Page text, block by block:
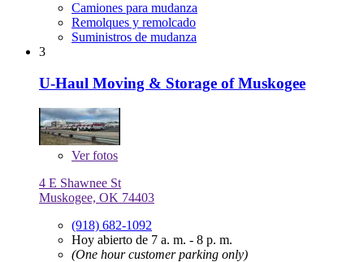
Camiones para mudanza
Remolques y remolcado
Suministros de mudanza
3
U-Haul Moving & Storage of Muskogee
Verfotos
4 E Shawnee St
Muskogee, OK 74403
(918) 682-1092
Hoy abierto de 7 a. m. - 8 p. m.
(One hour customer parking only)